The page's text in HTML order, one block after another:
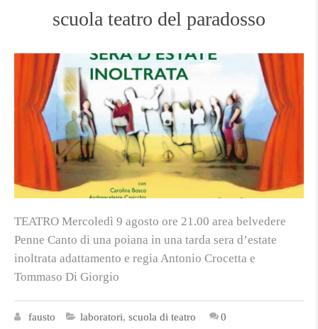
scuola teatro del paradosso
TEATRO Mercoledì 9 agosto ore 21.00 area belvedere
Penne Canto di una poiana in una tarda sera d’estate
inoltrata adattamento e regia Antonio Crocetta e
Tommaso Di Giorgio
fausto laboratori, scuola di teatro 0